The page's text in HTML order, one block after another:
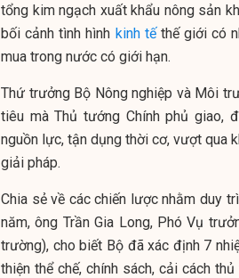
tổng kim ngạch xuất khẩu nông sản
bối cảnh tình hình kinh tếthế giới có
mua trong nước có giới hạn.
Thứ trưởng Bộ Nông nghiệp và Môi
tiêu mà Thủ tướng Chính phủ giao,
nguồn lực, tận dụng thời cơ, vượt qua
giải pháp.
Chia sẻ về các chiến lược nhằm duy
năm, ông Trần Gia Long, Phó Vụ
trường), cho biết Bộ đã xác định 7
thiện thể chế, chính sách, cải cách